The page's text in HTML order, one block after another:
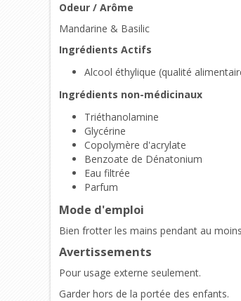
Odeur / Arôme
Mandarine & Basilic
Ingrédients Actifs
Alcool éthylique (qualité
Ingrédients non-médicinaux
Triéthanolamine
Glycérine
Copolymère d'acrylate
Benzoate de Dénatonium
Eau filtrée
Parfum
Mode d'emploi
Bien frotter les mains pendant au
Avertissements
Pour usage externe seulement.
Garder hors de la portée des enfants.